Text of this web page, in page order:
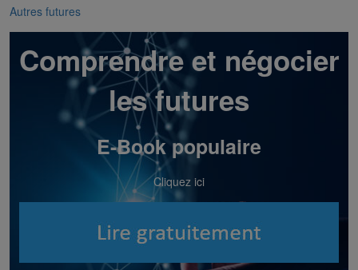
Autres futures
Comprendre et négocier
les futures
E-Book populaire
Cliquez ici